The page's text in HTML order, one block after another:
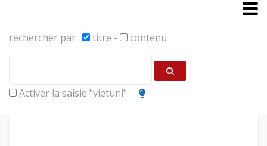
rechercher par : titre - contenu
Activer la saisie "vietuni"